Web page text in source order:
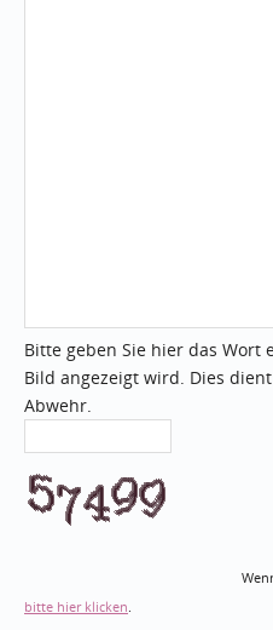
Bitte geben Sie hier das Wort
Bild angezeigt wird. Dies
Abwehr.
bitte hier klicken.